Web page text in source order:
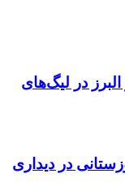
در لیگ‌های
در دیداری